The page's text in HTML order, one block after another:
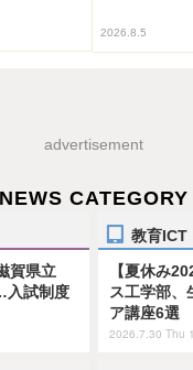
2026.8.5
advertisement
NEWS CATEGORY
賀県立
入試制度
教育ICT
【夏休み
ス工学部、
ア講座6選
2026.7.30 Thu